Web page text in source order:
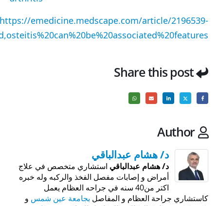
https://emedicine.medscape.com/article/2196539-
Share this post
Author
د/ هشام عبدالباقي
د/ هشام عبدالباقي استشاري متخصص في علاج
أمراض و إصابات مفصل الفخذ والركبه وله خبره
اكتر من40 سنه في جراحه العظام يعمل
كاستشاري جراحة العظام و المفاصل بجامعة عين شمس و